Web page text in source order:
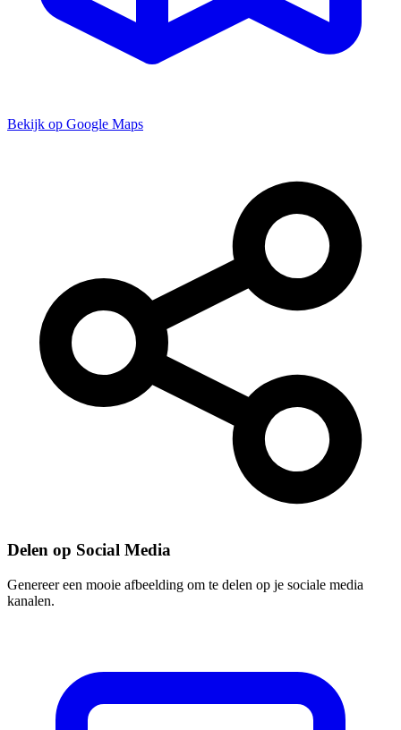
Bekijk op Google Maps
Delen op Social Media
Genereer een mooie afbeelding om te delen op je sociale media
kanalen.